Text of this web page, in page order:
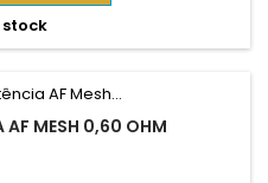
stock
AF MESH 0,60 OHM